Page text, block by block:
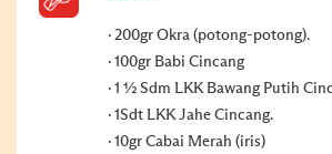
200gr Okra (potong-potong).
100gr Babi Cincang
1 ½ Sdm LKK Bawang Putih
1Sdt LKK Jahe Cincang.
10gr Cabai Merah (iris)